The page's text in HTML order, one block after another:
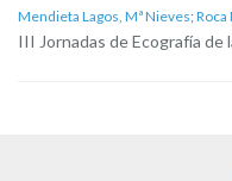
Mendieta Lagos, Mª Nieves; Roca
III Jornadas de Ecografía de